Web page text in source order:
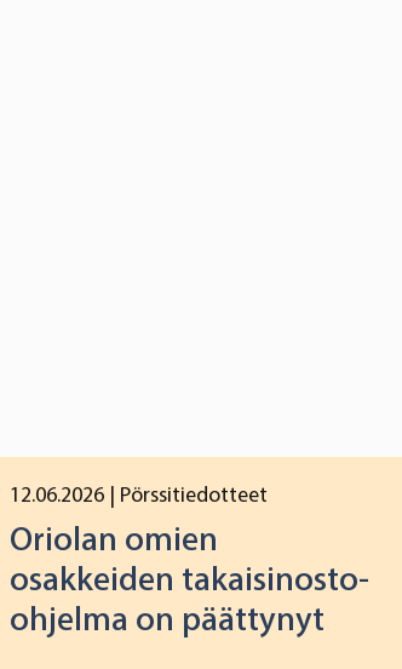
12.06.2026 | Pörssitiedotteet
Oriolan omien
osakkeiden takaisinosto-
ohjelma on päättynyt